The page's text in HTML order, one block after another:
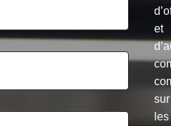
et
sur
les